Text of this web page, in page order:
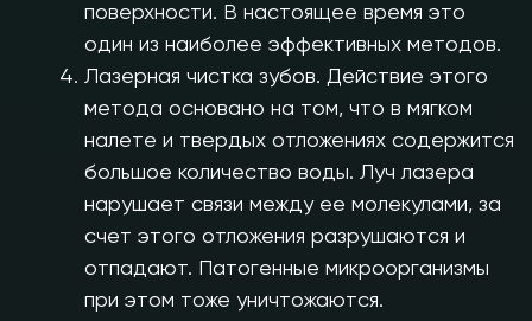
поверхности. В настоящее время это
один из наиболее эффективных методов.
Лазерная чистка зубов. Действие этого
метода основано на том, что в мягком
налете и твердых отложениях содержится
большое количество воды. Луч лазера
нарушает связи между ее молекулами, за
счет этого отложения разрушаются и
отпадают. Патогенные микроорганизмы
при этом тоже уничтожаются.